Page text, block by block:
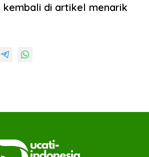
kembali di artikel menarik